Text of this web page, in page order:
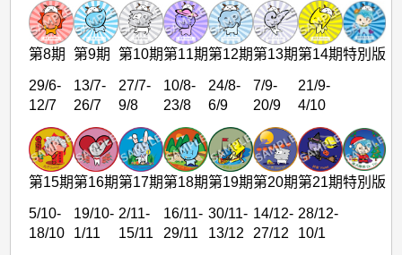
第8期 第9期 第10期第11期第12期第13期第14期特別版
29/6-
12/7
13/7-
26/7
27/7-
9/8
10/8-
23/8
24/8-
6/9
7/9-
20/9
21/9-
4/10
第15期第16期第17期第18期第19期第20期第21期特別版
5/10-
18/10
19/10-
1/11
2/11-
15/11
16/11-
29/11
30/11-
13/12
14/12-
27/12
28/12-
10/1